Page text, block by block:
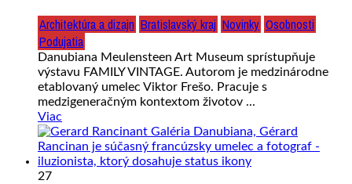
Architektúra a dizajn Bratislavský kraj Novinky Osobnosti
Podujatia
Danubiana Meulensteen Art Museum sprístupňuje
výstavu FAMILY VINTAGE. Autorom je medzinárodne
etablovaný umelec Viktor Frešo. Pracuje s
medzigeneračným kontextom životov ...
Viac
27